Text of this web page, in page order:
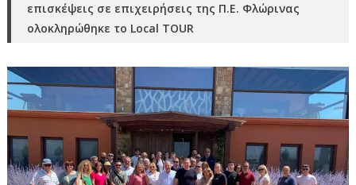
επισκέψεις σε επιχειρήσεις της Π.Ε. Φλώρινας
ολοκληρώθηκε το Local TOUR